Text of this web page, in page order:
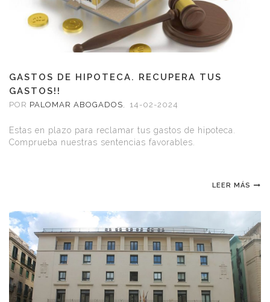
GASTOS DE HIPOTECA. RECUPERA TUS
GASTOS!!
POR PALOMAR ABOGADOS, 14-02-2024
Estas en plazo para reclamar tus gastos de hipoteca.
Comprueba nuestras sentencias favorables.
LEER MÁS